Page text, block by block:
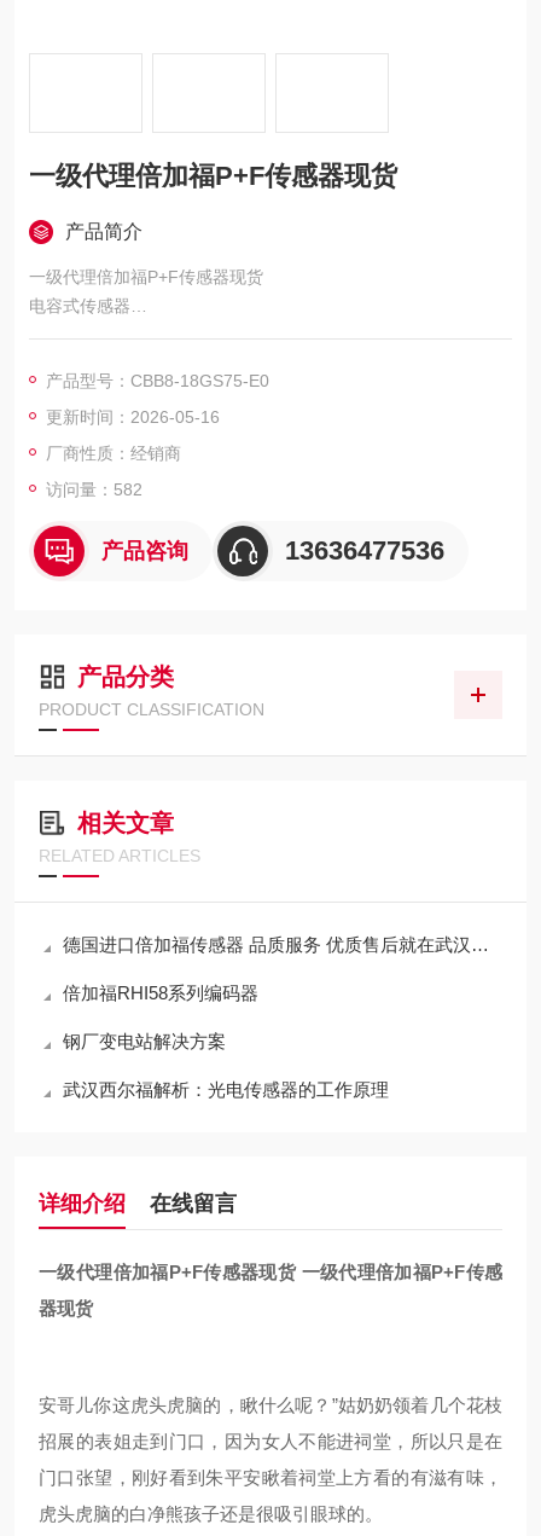
一级代理倍加福P+F传感器现货
产品简介
一级代理倍加福P+F传感器现货
电容式传感器
系列: 圆柱形, 外壳材料: 不锈钢 1.4305/AISI 303, 连接类型: 电缆
产品型号：CBB8-18GS75-E0
更新时间：2026-05-16
厂商性质：经销商
访问量：582
产品咨询 13636477536
产品分类
PRODUCT CLASSIFICATION
相关文章
RELATED ARTICLES
德国进口倍加福传感器 品质服务 优质售后就在武汉西尔福
倍加福RHI58系列编码器
钢厂变电站解决方案
武汉西尔福解析：光电传感器的工作原理
详细介绍 在线留言
一级代理倍加福P+F传感器现货 一级代理倍加福P+F传感
器现货
安哥儿你这虎头虎脑的，瞅什么呢？”姑奶奶领着几个花枝
招展的表姐走到门口，因为女人不能进祠堂，所以只是在
门口张望，刚好看到朱平安瞅着祠堂上方看的有滋有味，
虎头虎脑的白净熊孩子还是很吸引眼球的。